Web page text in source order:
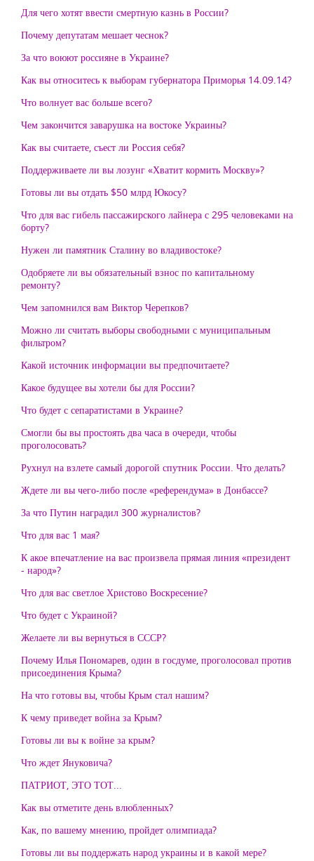
Для чего хотят ввести смертную казнь в России?
Почему депутатам мешает чеснок?
За что воюют россияне в Украине?
Как вы относитесь к выборам губернатора Приморья 14.09.14?
Что волнует вас больше всего?
Чем закончится заварушка на востоке Украины?
Как вы считаете, съест ли Россия себя?
Поддерживаете ли вы лозунг «Хватит кормить Москву»?
Готовы ли вы отдать $50 млрд Юкосу?
Что для вас гибель пассажирского лайнера с 295 человеками на
борту?
Нужен ли памятник Сталину во владивостоке?
Одобряете ли вы обязательный взнос по капитальному
ремонту?
Чем запомнился вам Виктор Черепков?
Можно ли считать выборы свободными с муниципальным
фильтром?
Какой источник информации вы предпочитаете?
Какое будущее вы хотели бы для России?
Что будет с сепаратистами в Украине?
Смогли бы вы простоять два часа в очереди, чтобы
проголосовать?
Рухнул на взлете самый дорогой спутник России. Что делать?
Ждете ли вы чего-либо после «референдума» в Донбассе?
За что Путин наградил 300 журналистов?
Что для вас 1 мая?
К акое впечатление на вас произвела прямая линия «президент
- народ»?
Что для вас светлое Христово Воскресение?
Что будет с Украиной?
Желаете ли вы вернуться в СССР?
Почему Илья Пономарев, один в госдуме, проголосовал против
присоединения Крыма?
На что готовы вы, чтобы Крым стал нашим?
К чему приведет война за Крым?
Готовы ли вы к войне за крым?
Что ждет Януковича?
ПАТРИОТ, ЭТО ТОТ...
Как вы отметите день влюбленных?
Как, по вашему мнению, пройдет олимпиада?
Готовы ли вы поддержать народ украины и в какой мере?